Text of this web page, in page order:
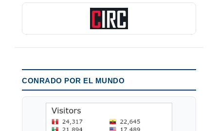
CONRADO POR EL MUNDO